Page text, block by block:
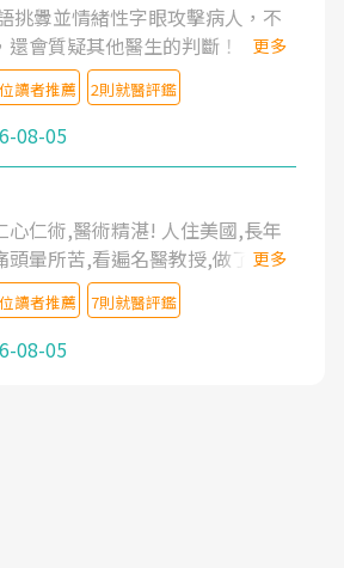
挑釁並情緒性字眼攻擊病人，不
會質疑其他醫生的判斷！
更多
讀者推薦 2則就醫評鑑
08-05
心仁術,醫術精湛! 人住美國,長年
頭暈所苦,看遍名醫教授,做了各種
打針,中醫針灸及物理徒手治療都
嗎啡類止痛藥都效果有限,只是壓
來,多年失眠嚴重影響生活品質.
醫院杜育才主任是頸頭症候群專
更多
讀者推薦 7則就醫評鑑
08-05